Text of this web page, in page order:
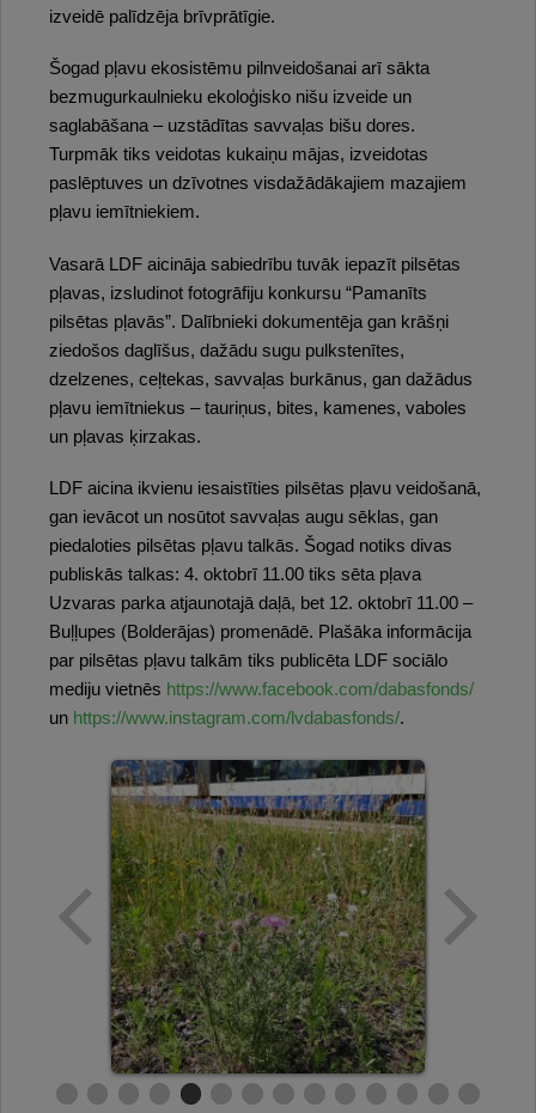
izveidē palīdzēja brīvprātīgie.
Šogad pļavu ekosistēmu pilnveidošanai arī sākta
bezmugurkaulnieku ekoloģisko nišu izveide un
saglabāšana – uzstādītas savvaļas bišu dores.
Turpmāk tiks veidotas kukaiņu mājas, izveidotas
paslēptuves un dzīvotnes visdažādākajiem mazajiem
pļavu iemītniekiem.
Vasarā LDF aicināja sabiedrību tuvāk iepazīt pilsētas
pļavas, izsludinot fotogrāfiju konkursu “Pamanīts
pilsētas pļavās”. Dalībnieki dokumentēja gan krāšņi
ziedošos daglīšus, dažādu sugu pulkstenītes,
dzelzenes, ceļtekas, savvaļas burkānus, gan dažādus
pļavu iemītniekus – tauriņus, bites, kamenes, vaboles
un pļavas ķirzakas.
LDF aicina ikvienu iesaistīties pilsētas pļavu veidošanā,
gan ievācot un nosūtot savvaļas augu sēklas, gan
piedaloties pilsētas pļavu talkās. Šogad notiks divas
publiskās talkas: 4. oktobrī 11.00 tiks sēta pļava
Uzvaras parka atjaunotajā daļā, bet 12. oktobrī 11.00 –
Buļļupes (Bolderājas) promenādē. Plašāka informācija
par pilsētas pļavu talkām tiks publicēta LDF sociālo
mediju vietnēs https://www.facebook.com/dabasfonds/
un https://www.instagram.com/lvdabasfonds/.